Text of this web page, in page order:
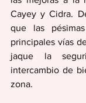
Cayey y Cidra.
que las
principales vías
jaque la
intercambio de
zona.